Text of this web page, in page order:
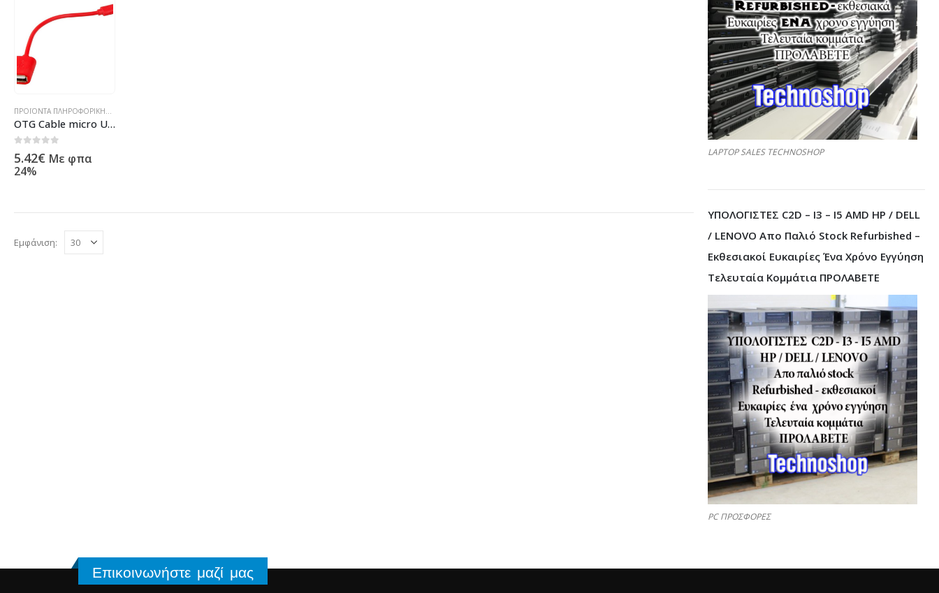
ΠΡΟΪΌΝΤΑ ΠΛΗΡΟΦΟΡΙΚΉΣ - ΚΙΝΗΤΉΣ ΤΗΛΕΦΩΝΊΑΣ - ΗΛΕΚΤΡΟΝΙΚΆ
OTG Cable micro USB – USB Female DeTech – 14232
5.42€ Με φπα
24%
Εμφάνιση:
LAPTOP SALES TECHNOSHOP
ΥΠΟΛΟΓΙΣΤΕΣ C2D – I3 – I5 AMD HP / DELL
/ LENOVO Απο Παλιό Stock Refurbished –
Εκθεσιακοί Ευκαιρίες Ένα Χρόνο Εγγύηση
Τελευταία Κομμάτια ΠΡΟΛΑΒΕΤΕ
PC ΠΡΟΣΦΟΡΕΣ
Επικοινωνήστε μαζί μας